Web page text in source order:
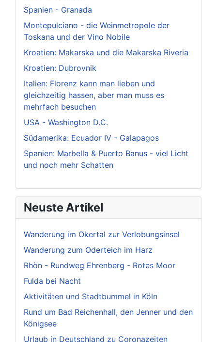
Spanien - Granada
Montepulciano - die Weinmetropole der
Toskana und der Vino Nobile
Kroatien: Makarska und die Makarska Riveria
Kroatien: Dubrovnik
Italien: Florenz kann man lieben und
gleichzeitig hassen, aber man muss es
mehrfach besuchen
USA - Washington D.C.
Südamerika: Ecuador IV - Galapagos
Spanien: Marbella & Puerto Banus - viel Licht
und noch mehr Schatten
Neuste Artikel
Wanderung im Okertal zur Verlobungsinsel
Wanderung zum Oderteich im Harz
Rhön - Rundweg Ehrenberg - Rotes Moor
Fulda bei Nacht
Aktivitäten und Stadtbummel in Köln
Rund um Bad Reichenhall, den Jenner und den
Königsee
Urlaub in Deutschland zu Coronazeiten